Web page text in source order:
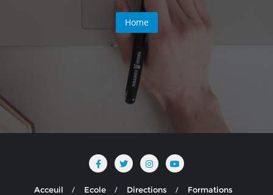
Home
Acceuil Ecole Directions Formations